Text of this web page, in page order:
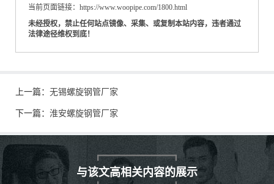
当前页面链接：https://www.woopipe.com/1800.html
未经授权，禁止任何站点镜像、采集、或复制本站内容，违者通过
法律途径维权到底！
上一篇： 无锡螺旋钢管厂家
下一篇： 淮安螺旋钢管厂家
与该文高相关内容的展示